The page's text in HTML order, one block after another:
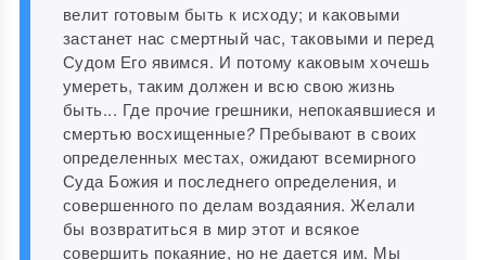
велит готовым быть к исходу; и каковыми
застанет нас смертный час, таковыми и перед
Судом Его явимся. И потому каковым хочешь
умереть, таким должен и всю свою жизнь
быть... Где прочие грешники, непокаявшиеся и
смертью восхищенные? Пребывают в своих
определенных местах, ожидают всемирного
Суда Божия и последнего определения, и
совершенного по делам воздаяния. Желали
бы возвратиться в мир этот и всякое
совершить покаяние, но не дается им. Мы